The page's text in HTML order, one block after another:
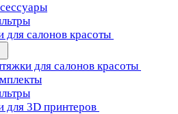
для салонов красоты
для салонов красоты
для 3D принтеров